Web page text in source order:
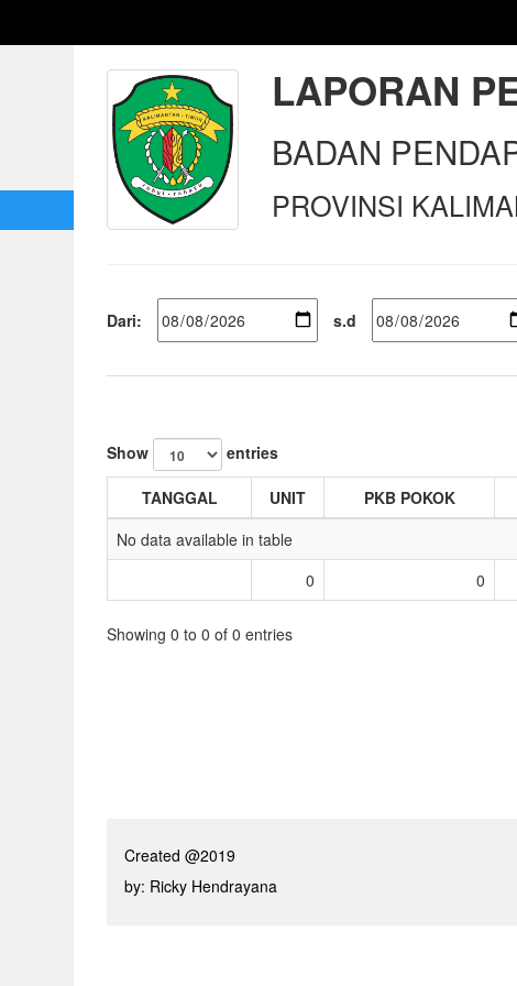
LAPORAN
BADAN
PROVINSI
Dari: s.d
Show entries
TANGGAL UNIT PKB POKOK
No data available in table
0
0
Showing 0 to 0 of 0 entries
Created @2019
by: Ricky Hendrayana